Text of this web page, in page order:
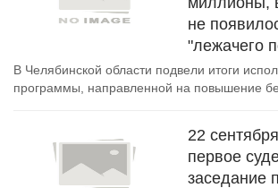
не
"лежачего
В Челябинской области подвели итоги
программы, направленной на повышение
22
первое
заседание